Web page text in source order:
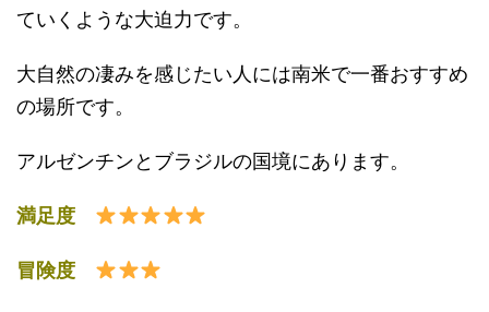
ていくような大迫力です。
大自然の凄みを感じたい人には南米で一番おすすめ
の場所です。
アルゼンチンとブラジルの国境にあります。
満足度
冒険度